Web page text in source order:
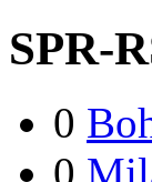
SPR-
0